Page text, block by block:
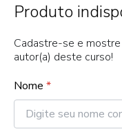
Produto
Cadastre-se e
autor(a) deste curso!
Nome *